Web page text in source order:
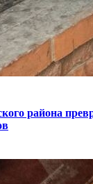
района